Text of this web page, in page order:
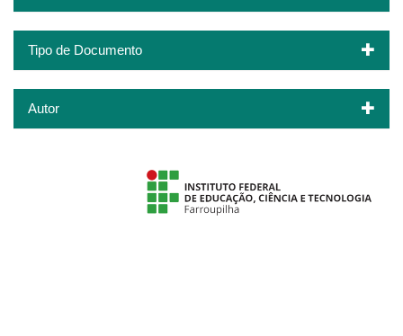
Tipo de Documento
Autor